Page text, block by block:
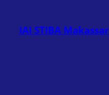
konten
IAI STIBA Makassar